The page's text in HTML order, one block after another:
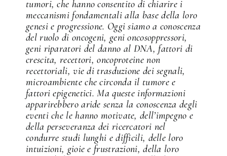
tumori, che hanno consentito di chiarire i
meccanismi fondamentali alla base della loro
genesi e progressione. Oggi siamo a conoscenza
del ruolo di oncogeni, geni oncosoppressori,
geni riparatori del danno al DNA, fattori di
crescita, recettori, oncoproteine non
recettoriali, vie di trasduzione dei segnali,
microambiente che circonda il tumore e
fattori epigenetici. Ma queste informazioni
apparirebbero aride senza la conoscenza degli
eventi che le hanno motivate, dell’impegno e
della perseveranza dei ricercatori nel
condurre studi lunghi e difficili, delle loro
intuizioni, gioie e frustrazioni, della loro